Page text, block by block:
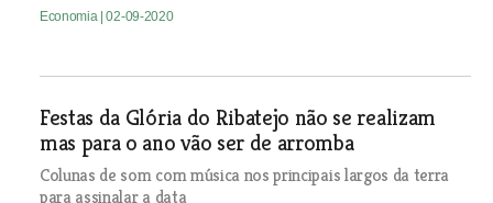
Economia | 02-09-2020
Festas da Glória do Ribatejo não se realizam
mas para o ano vão ser de arromba
Colunas de som com música nos principais largos da terra
para assinalar a data